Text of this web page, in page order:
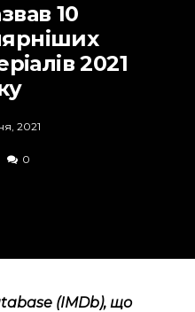
10
2021
2021
0
(IMDb), що